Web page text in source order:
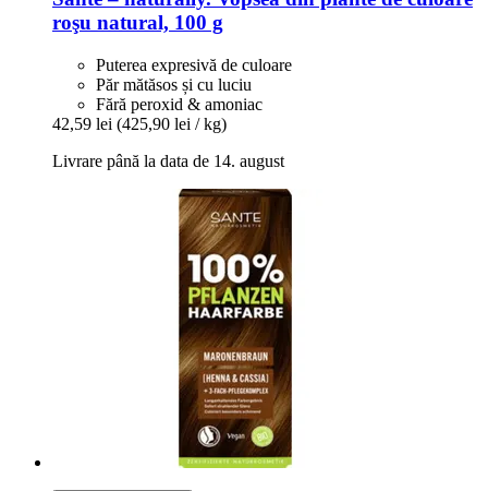
roşu natural, 100 g
Puterea expresivă de culoare
Păr mătăsos și cu luciu
Fără peroxid & amoniac
42,59 lei (425,90 lei / kg)
Livrare până la data de 14. august